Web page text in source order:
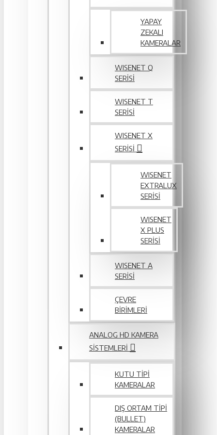
YAPAY
ZEKALI
KAMERALAR
WISENET Q
SERİSİ
WISENET T
SERİSİ
WISENET X
SERİSİ
WISENET
EXTRALUX
SERISI
WISENET
X PLUS
SERISI
WISENET A
SERİSİ
ÇEVRE
BIRIMLERI
ANALOG HD KAMERA
SISTEMLERI
KUTU TIPI
KAMERALAR
DIŞ ORTAM TIPI
(BULLET)
KAMERALAR